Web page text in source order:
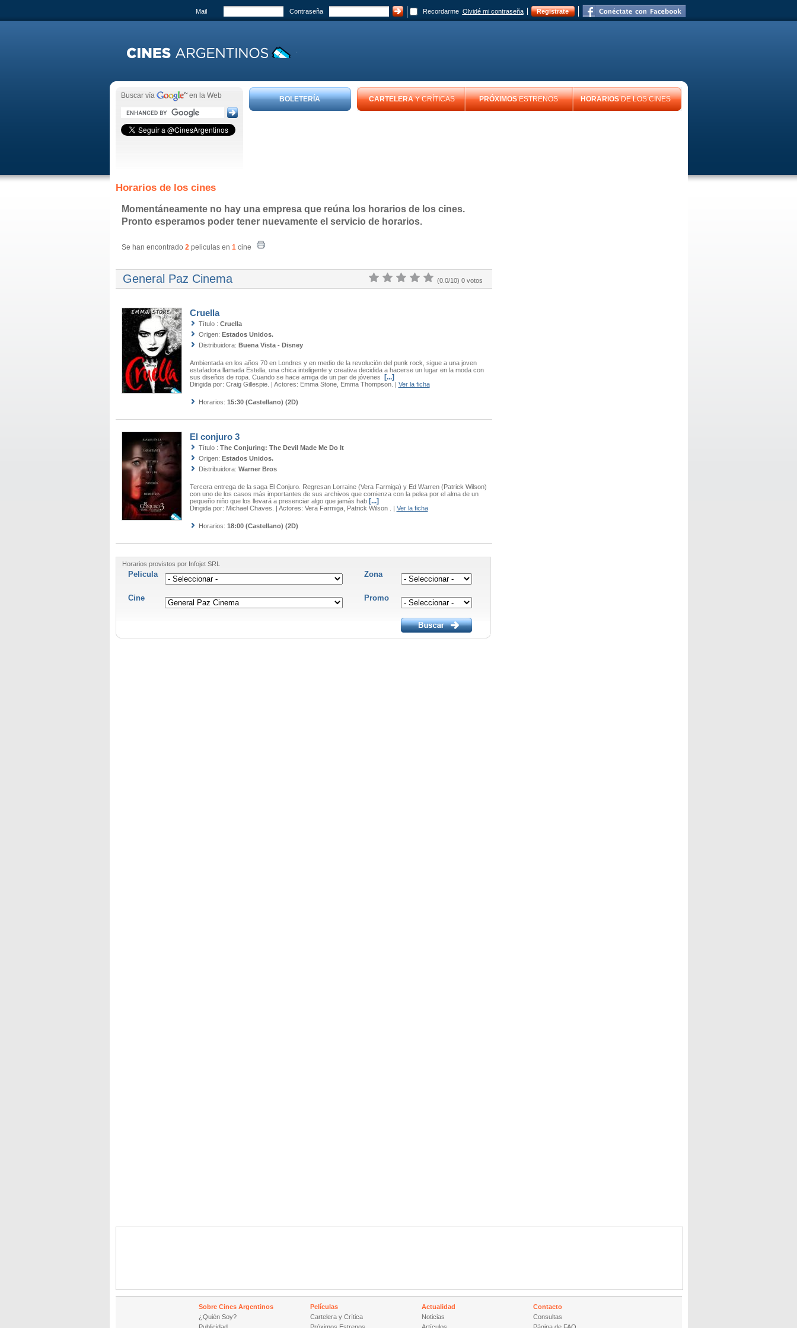
Mail Contraseña Recordarme Olvidé mi contraseña Registrate
Buscar vía en la Web BOLETERÍA CARTELERAY CRÍTICAS PRÓXIMOSESTRENOS HORARIOSDE LOS CINES
Horarios de los cines
Momentáneamente no hay una empresa que reúna los horarios de los cines.
Pronto esperamos poder tener nuevamente el servicio de horarios.
Se han encontrado 2peliculas en 1cine
General Paz Cinema (0.0/10) 0 votos
Cruella
Título : Cruella
Origen: Estados Unidos.
Distribuidora: Buena Vista - Disney
Ambientada en los años 70 en Londres y en medio de la revolución del punk rock, sigue a una joven
estafadora llamada Estella, una chica inteligente y creativa decidida a hacerse un lugar en la moda con
sus diseños de ropa. Cuando se hace amiga de un par de jóvenes
[...]
Dirigida por: Craig Gillespie. | Actores: Emma Stone, Emma Thompson. | Ver la ficha
Horarios: 15:30 (Castellano) (2D)
El conjuro 3
Título : The Conjuring: The Devil Made Me Do It
Origen: Estados Unidos.
Distribuidora: Warner Bros
Tercera entrega de la saga El Conjuro. Regresan Lorraine (Vera Farmiga) y Ed Warren (Patrick Wilson)
con uno de los casos más importantes de sus archivos que comienza con la pelea por el alma de un
pequeño niño que los llevará a presenciar algo que jamás hab[...]
Dirigida por: Michael Chaves. | Actores: Vera Farmiga, Patrick Wilson . | Ver la ficha
Horarios: 18:00 (Castellano) (2D)
Horarios provistos por Infojet SRL
Pelicula Zona
Cine Promo
Sobre Cines Argentinos
¿Quién Soy?
Películas
Cartelera y Crítica
Actualidad
Noticias
Contacto
Consultas